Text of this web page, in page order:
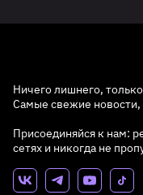
Ничего лишнего,
Самые свежие новости,
Присоединяйся к нам:
сетях и никогда не